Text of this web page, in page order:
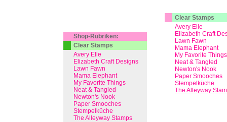
Clear Stamps
Avery Elle
Elizabeth Craft
Lawn Fawn
Mama Elephant
My Favorite Things
Neat & Tangled
Newton's Nook
Paper Smooches
Stempelküche
The Alleyway
Shop-Rubriken:
Clear Stamps
Avery Elle
Elizabeth Craft Designs
Lawn Fawn
Mama Elephant
My Favorite Things
Neat & Tangled
Newton's Nook
Paper Smooches
Stempelküche
The Alleyway Stamps